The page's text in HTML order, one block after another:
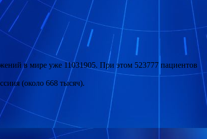
в мире уже 11031905. При этом 523777 пациентов
(около 668 тысяч).